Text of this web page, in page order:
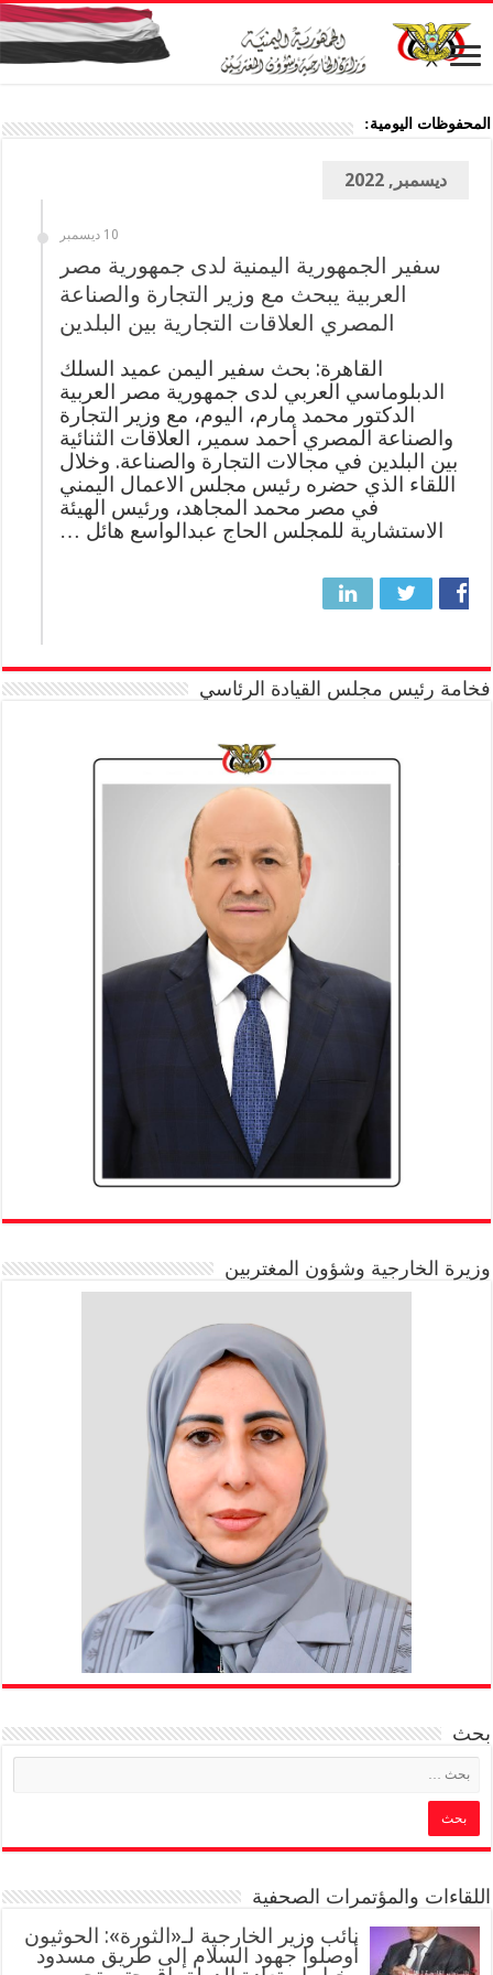
المحفوظات اليومية:
ديسمبر, 2022
10 ديسمبر
سفير الجمهورية اليمنية لدى جمهورية مصر
العربية يبحث مع وزير التجارة والصناعة
المصري العلاقات التجارية بين البلدين
القاهرة: بحث سفير اليمن عميد السلك
الدبلوماسي العربي لدى جمهورية مصر العربية
الدكتور محمد مارم، اليوم، مع وزير التجارة
والصناعة المصري أحمد سمير، العلاقات الثنائية
بين البلدين في مجالات التجارة والصناعة. وخلال
اللقاء الذي حضره رئيس مجلس الاعمال اليمني
في مصر محمد المجاهد، ورئيس الهيئة
الاستشارية للمجلس الحاج عبدالواسع هائل …
فخامة رئيس مجلس القيادة الرئاسي
وزيرة الخارجية وشؤون المغتربين
بحث
اللقاءات والمؤتمرات الصحفية
‏نائب وزير الخارجية لـ«الثورة»: الحوثيون
أوصلوا جهود السلام إلى طريق مسدود